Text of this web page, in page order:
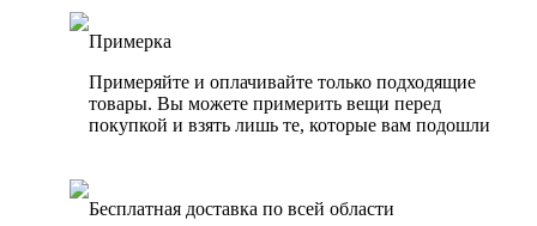
Примерка
Примеряйте и оплачивайте только подходящие
товары. Вы можете примерить вещи перед
покупкой и взять лишь те, которые вам подошли
Бесплатная доставка по всей области